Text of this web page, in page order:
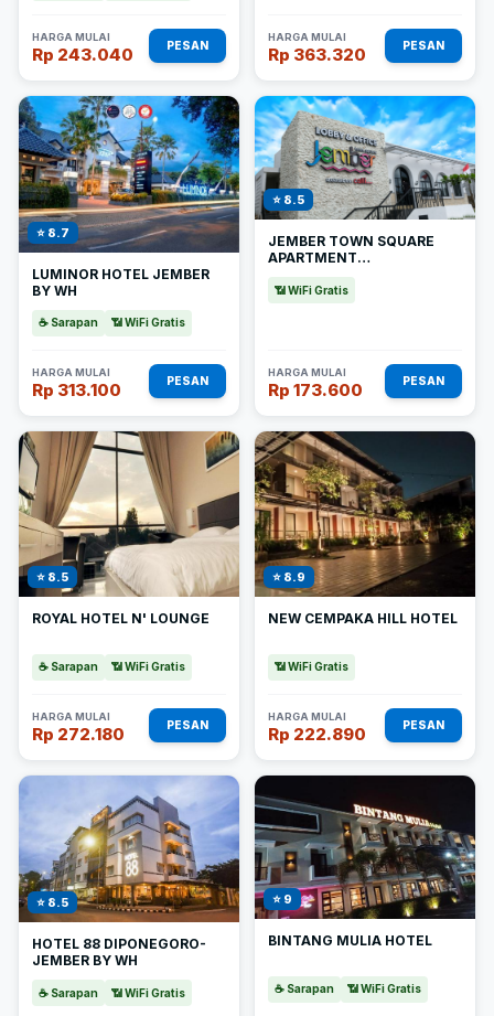
HARGA MULAI
Rp 243.040 PESAN
HARGA MULAI
Rp 363.320 PESAN
⭐ 8.7
LUMINOR HOTEL JEMBER
BY WH
☕ Sarapan 📶 WiFi Gratis
HARGA MULAI
Rp 313.100 PESAN
⭐ 8.5
JEMBER TOWN SQUARE
APARTMENT
📶 WiFi Gratis
HARGA MULAI
Rp 173.600 PESAN
⭐ 8.5
ROYAL HOTEL N' LOUNGE
☕ Sarapan 📶 WiFi Gratis
HARGA MULAI
Rp 272.180 PESAN
⭐ 8.9
NEW CEMPAKA HILL HOTEL
📶 WiFi Gratis
HARGA MULAI
Rp 222.890 PESAN
⭐ 8.5
HOTEL 88 DIPONEGORO-
JEMBER BY WH
☕ Sarapan 📶 WiFi Gratis
⭐ 9
BINTANG MULIA HOTEL
☕ Sarapan 📶 WiFi Gratis